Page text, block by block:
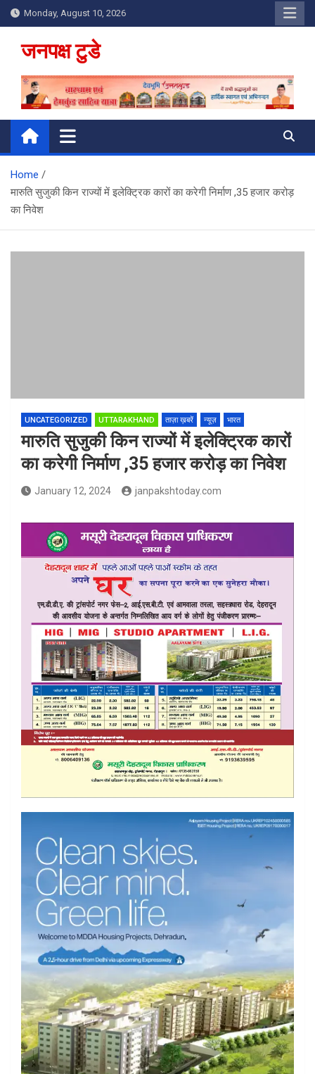
Skip
to
content
Monday, August 10, 2026
जनपक्ष टुडे
Home
मारुति सुजुकी किन राज्यों में इलेक्ट्रिक कारों का करेगी निर्माण ,35 हजार करोड़
का निवेश
UNCATEGORIZED UTTARAKHAND ताज़ा ख़बरें न्यूज़ भारत
मारुति सुजुकी किन राज्यों में इलेक्ट्रिक कारों
का करेगी निर्माण ,35 हजार करोड़ का निवेश
January 12, 2024 janpakshtoday.com